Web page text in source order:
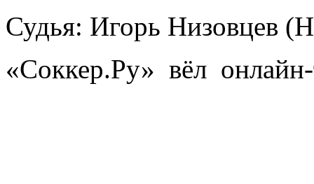
Судья: Игорь Низовцев
«Соккер.Ру» вёл